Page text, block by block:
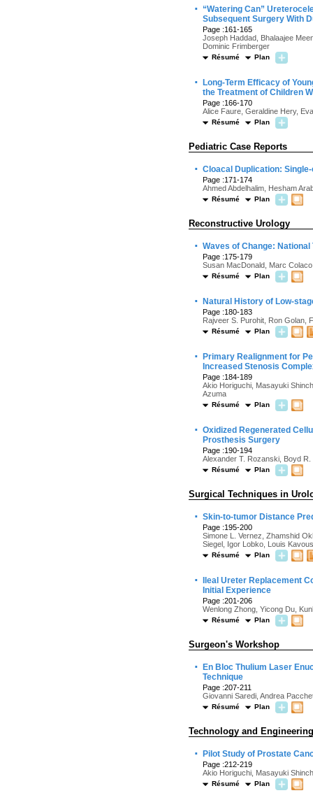
· “Watering Can”
Subsequent Surgery With
Page :161-165
Joseph Haddad, Bhalaajee
Dominic Frimberger
Résumé Plan
·
Long-Term Efficacy of
the Treatment of Children
Page :166-170
Alice Faure, Geraldine Hery,
Résumé Plan
Pediatric Case Reports
· Cloacal Duplication:
Page :171-174
Ahmed Abdelhalim, Hesham
Résumé Plan
Reconstructive Urology
· Waves of Change:
Page :175-179
Susan MacDonald, Marc
Résumé Plan
· Natural History of Low-
Page :180-183
Rajveer S. Purohit, Ron Golan,
Résumé Plan
·
Primary Realignment for
Increased Stenosis
Page :184-189
Akio Horiguchi, Masayuki
Azuma
Résumé Plan
· Oxidized Regenerated
Prosthesis Surgery
Page :190-194
Alexander T. Rozanski, Boyd
Résumé Plan
Surgical Techniques in
· Skin-to-tumor Distance
Page :195-200
Simone L. Vernez, Zhamshid
Siegel, Igor Lobko, Louis
Résumé Plan
·
Ileal Ureter Replacement
Initial Experience
Page :201-206
Wenlong Zhong, Yicong Du,
Résumé Plan
Surgeon's Workshop
·
En Bloc Thulium Laser
Technique
Page :207-211
Giovanni Saredi, Andrea
Résumé Plan
Technology and Engineering
· Pilot Study of Prostate
Page :212-219
Akio Horiguchi, Masayuki
Résumé Plan